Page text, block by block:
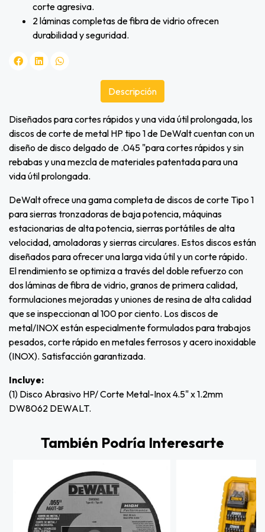
corte agresiva.
2 láminas completas de fibra de vidrio ofrecen
durabilidad y seguridad.
Diseñados para cortes rápidos y una vida útil prolongada, los
discos de corte de metal HP tipo 1 de DeWalt cuentan con un
diseño de disco delgado de .045 "para cortes rápidos y sin
rebabas y una mezcla de materiales patentada para una
vida útil prolongada.
DeWalt ofrece una gama completa de discos de corte Tipo 1
para sierras tronzadoras de baja potencia, máquinas
estacionarias de alta potencia, sierras portátiles de alta
velocidad, amoladoras y sierras circulares. Estos discos están
diseñados para ofrecer una larga vida útil y un corte rápido.
El rendimiento se optimiza a través del doble refuerzo con
dos láminas de fibra de vidrio, granos de primera calidad,
formulaciones mejoradas y uniones de resina de alta calidad
que se inspeccionan al 100 por ciento. Los discos de
metal/INOX están especialmente formulados para trabajos
pesados, corte rápido en metales ferrosos y acero inoxidable
(INOX). Satisfacción garantizada.
Incluye:
(1) Disco Abrasivo HP/ Corte Metal-Inox 4.5" x 1.2mm
DW8062 DEWALT.
Descripción
También Podría Interesarte